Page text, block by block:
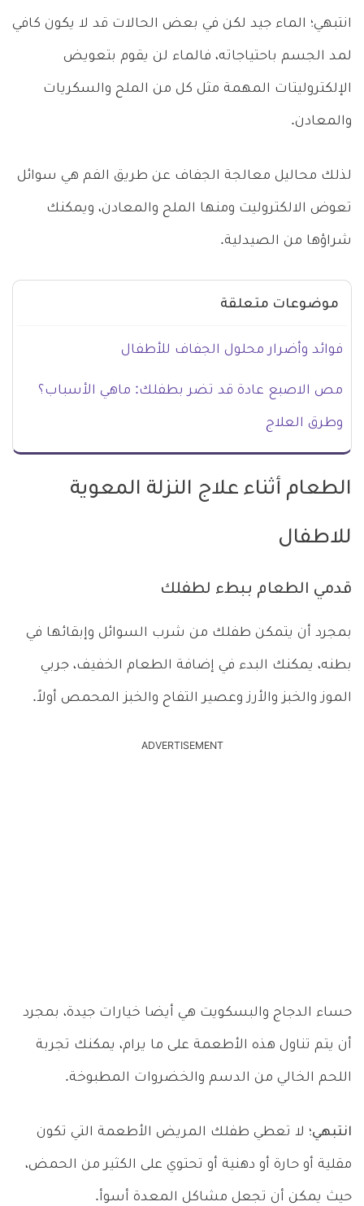
انتبهي؛ الماء جيد لكن في بعض الحالات قد لا يكون كافي
لمد الجسم باحتياجاته، فالماء لن يقوم بتعويض
الإلكتروليتات المهمة مثل كل من الملح والسكريات
والمعادن.
لذلك محاليل معالجة الجفاف عن طريق الفم هي سوائل
تعوض الالكتروليت ومنها الملح والمعادن، ويمكنك
شراؤها من الصيدلية.
موضوعات متعلقة
فوائد وأضرار محلول الجفاف للأطفال
مص الاصبع عادة قد تضر بطفلك: ماهي الأسباب؟
وطرق العلاج
الطعام أثناء علاج النزلة المعوية
للاطفال
قدمي الطعام ببطء لطفلك
بمجرد أن يتمكن طفلك من شرب السوائل وإبقائها في
بطنه، يمكنك البدء في إضافة الطعام الخفيف، جربي
الموز والخبز والأرز وعصير التفاح والخبز المحمص أولاً.
ADVERTISEMENT
حساء الدجاج والبسكويت هي أيضا خيارات جيدة، بمجرد
أن يتم تناول هذه الأطعمة على ما يرام، يمكنك تجربة
اللحم الخالي من الدسم والخضروات المطبوخة.
انتبهي؛ لا تعطي طفلك المريض الأطعمة التي تكون
مقلية أو حارة أو دهنية أو تحتوي على الكثير من الحمض،
حيث يمكن أن تجعل مشاكل المعدة أسوأ.